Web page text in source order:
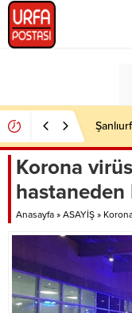
Korona
hastaneden
Anasayfa » ASAYİŞ »